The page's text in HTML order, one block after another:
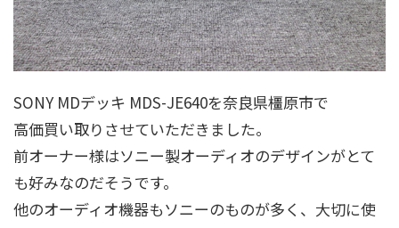
SONY MDデッキ MDS-JE640を奈良県橿原市で
高価買い取りさせていただきました。
前オーナー様はソニー製オーディオのデザインがとて
も好みなのだそうです。
他のオーディオ機器もソニーのものが多く、大切に使